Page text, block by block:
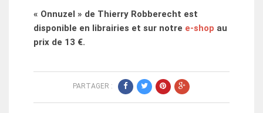
« Onnuzel » de Thierry Robberecht est
disponible en librairies et sur notre e-shop au
prix de 13 €.
PARTAGER :